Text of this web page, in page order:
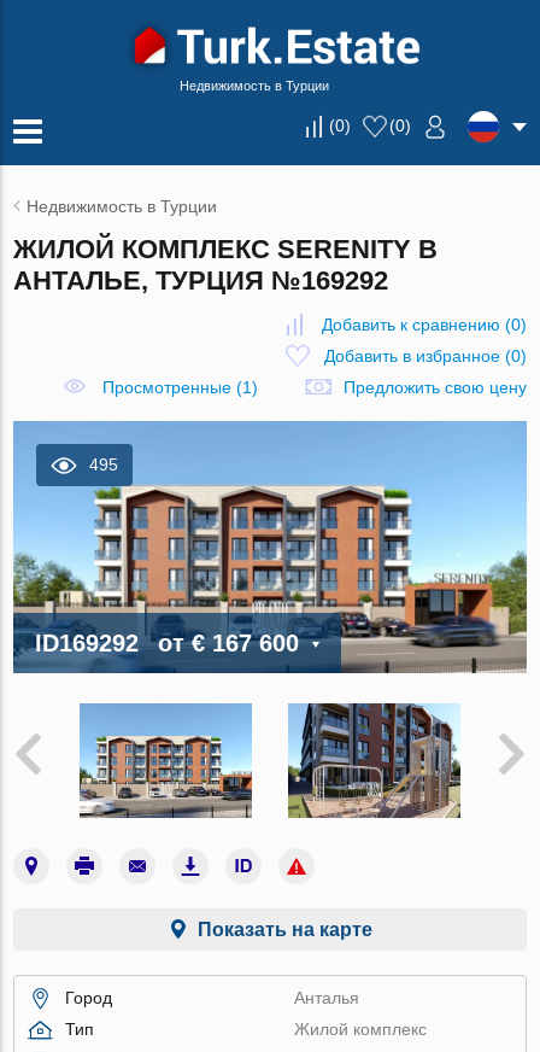
Недвижимость в Турции
(0) (0)
Недвижимость в Турции
ЖИЛОЙ КОМПЛЕКС SERENITY В
АНТАЛЬЕ, ТУРЦИЯ №169292
Добавить к сравнению (0)
Добавить в избранное(0)
Просмотренные (1)
Предложить свою цену
495
ID169292 от€ 167 600
Показать на карте
Город
Анталья
Тип
Жилой комплекс